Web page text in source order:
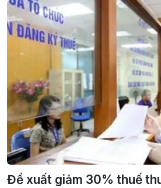
Đề xuất giảm 30% thuế